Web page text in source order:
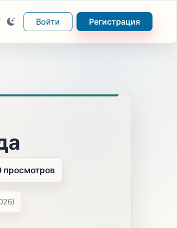
Войти Регистрация
просмотров